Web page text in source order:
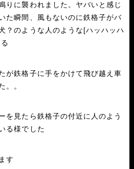
りに襲われました。ヤバいと感じ
た瞬間、風もないのに鉄格子がバ
？のような人のような[ハッハッハ
が鉄格子に手をかけて飛び越え車
。。
を見たら鉄格子の付近に人のよう
る様でした
す